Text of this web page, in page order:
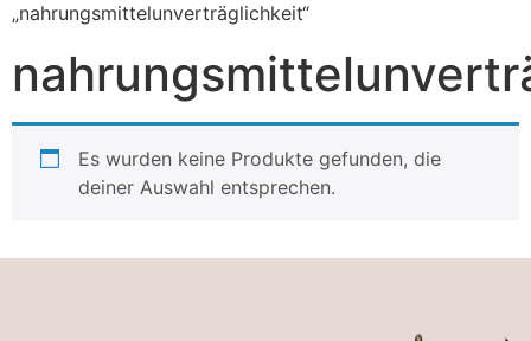
„nahrungsmittelunverträglichkeit“
Es wurden keine Produkte gefunden, die
deiner Auswahl entsprechen.